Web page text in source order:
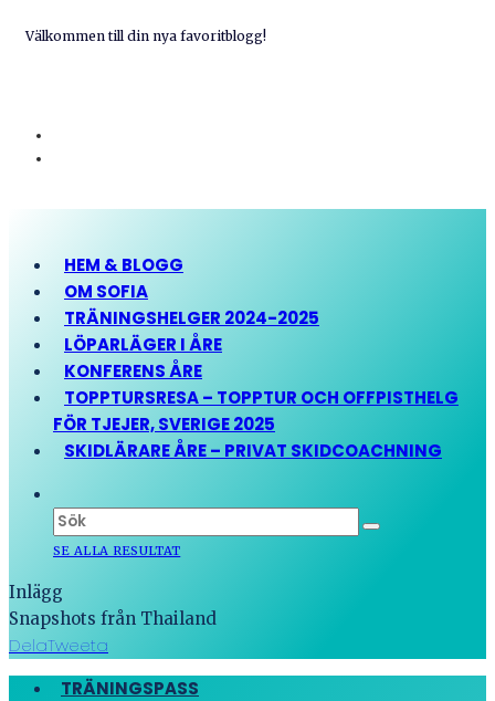
Välkommen till din nya favoritblogg!
HEM & BLOGG
OM SOFIA
TRÄNINGSHELGER 2024-2025
LÖPARLÄGER I ÅRE
KONFERENS ÅRE
TOPPTURSRESA – TOPPTUR OCH OFFPISTHELG
FÖR TJEJER, SVERIGE 2025
SKIDLÄRARE ÅRE – PRIVAT SKIDCOACHNING
SE ALLA RESULTAT
Inlägg
Snapshots från Thailand
DelaTweeta
TRÄNINGSPASS